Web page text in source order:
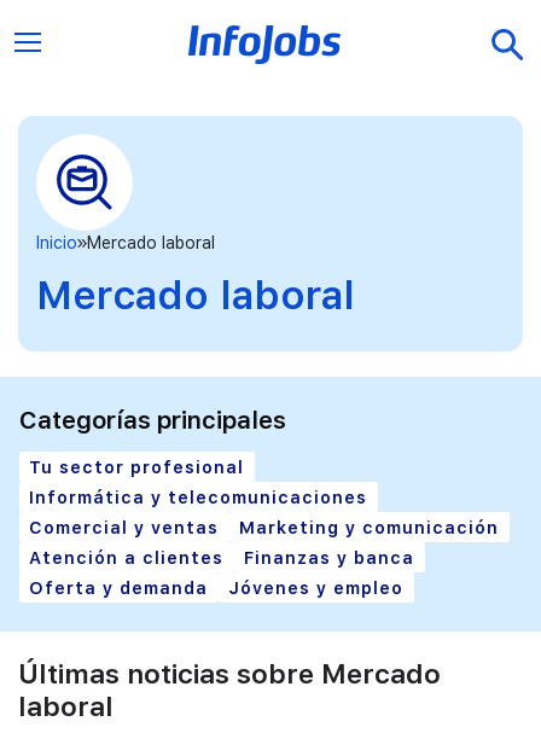
Inicio Mercado laboral
Mercado laboral
Categorías principales
Tu sector profesional
Informática y telecomunicaciones
Comercial y ventas
Marketing y comunicación
Atención a clientes
Finanzas y banca
Oferta y demanda
Jóvenes y empleo
Últimas noticias sobre Mercado
laboral